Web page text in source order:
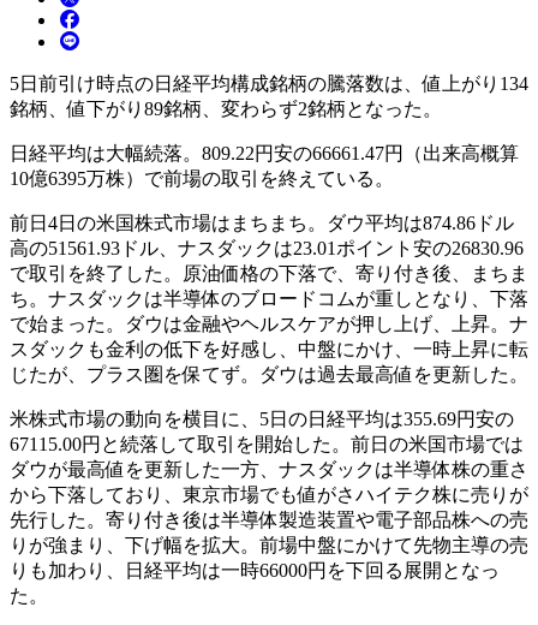
5日前引け時点の日経平均構成銘柄の騰落数は、値上がり134
銘柄、値下がり89銘柄、変わらず2銘柄となった。
日経平均は大幅続落。809.22円安の66661.47円（出来高概算
10億6395万株）で前場の取引を終えている。
前日4日の米国株式市場はまちまち。ダウ平均は874.86ドル
高の51561.93ドル、ナスダックは23.01ポイント安の26830.96
で取引を終了した。原油価格の下落で、寄り付き後、まちま
ち。ナスダックは半導体のブロードコムが重しとなり、下落
で始まった。ダウは金融やヘルスケアが押し上げ、上昇。ナ
スダックも金利の低下を好感し、中盤にかけ、一時上昇に転
じたが、プラス圏を保てず。ダウは過去最高値を更新した。
米株式市場の動向を横目に、5日の日経平均は355.69円安の
67115.00円と続落して取引を開始した。前日の米国市場では
ダウが最高値を更新した一方、ナスダックは半導体株の重さ
から下落しており、東京市場でも値がさハイテク株に売りが
先行した。寄り付き後は半導体製造装置や電子部品株への売
りが強まり、下げ幅を拡大。前場中盤にかけて先物主導の売
りも加わり、日経平均は一時66000円を下回る展開となっ
た。